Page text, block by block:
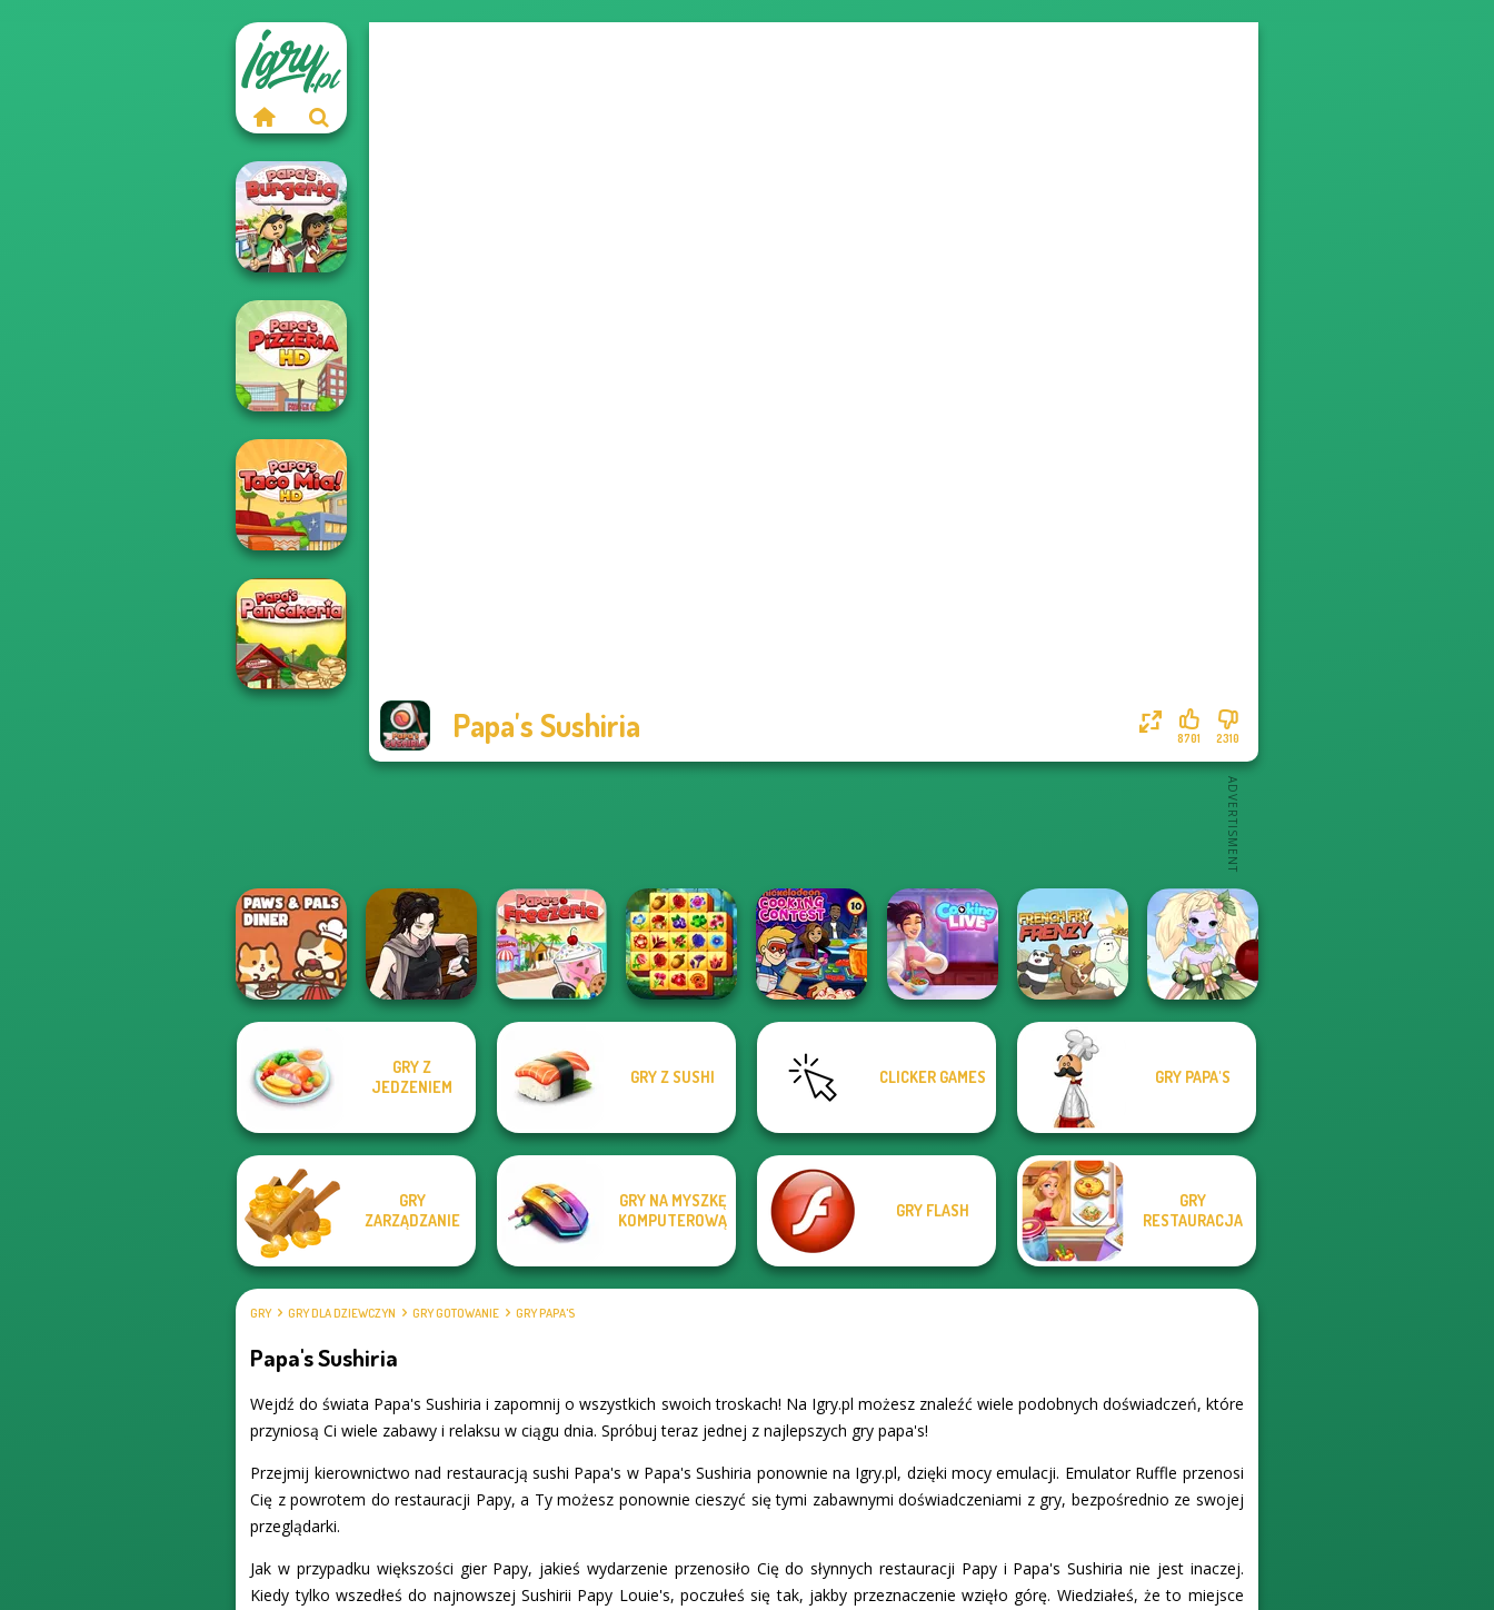
Papa's Sushiria 2310
8701
Papa's Burgeria
Papa's Pizzeria
Papa's Taco Mia
Paws & Pals
Diner
Manga Creator
Star Wars: Page...
Papa's Freezeria
Spring Tile
Nickelodeon
Cooking Contest
Cooking Live: Be
French Fry Frenzy
Anime Fairy
GRY Z
JEDZENIEM
GRY Z SUSHI CLICKER GAMES GRY PAPA'S
GRY
ZARZĄDZANIE
GRY NA MYSZKĘ
KOMPUTEROWĄ
GRY FLASH
GRY
RESTAURACJA
GRY GRY DLA DZIEWCZYN GRY GOTOWANIE GRY PAPA'S
Papa's Sushiria
Wejdź do świata Papa's Sushiria i zapomnij o wszystkich swoich troskach! Na Igry.pl możesz znaleźć wiele podobnych doświadczeń, które
przyniosą Ci wiele zabawy i relaksu w ciągu dnia. Spróbuj teraz jednej z najlepszych gry papa's!
Przejmij kierownictwo nad restauracją sushi Papa's w Papa's Sushiria ponownie na Igry.pl, dzięki mocy emulacji. Emulator Ruffle przenosi
Cię z powrotem do restauracji Papy, a Ty możesz ponownie cieszyć się tymi zabawnymi doświadczeniami z gry, bezpośrednio ze swojej
przeglądarki.
Jak w przypadku większości gier Papy, jakieś wydarzenie przenosiło Cię do słynnych restauracji Papy i Papa's Sushiria nie jest inaczej.
Kiedy tylko wszedłeś do najnowszej Sushirii Papy Louie's, poczułeś się tak, jakby przeznaczenie wzięło górę. Wiedziałeś, że to miejsce